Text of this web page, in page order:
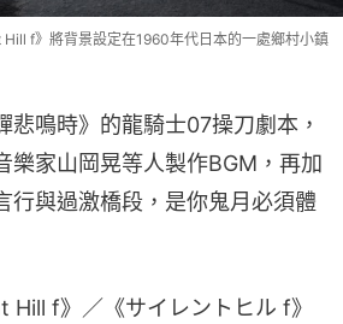
f》將背景設定在1960年代日本的一處鄉村小鎮
悲鳴時》的龍騎士07操刀劇本，
樂家山岡晃等人製作BGM，再加
行與過激橋段，是你鬼月必須體
Hill f》／《サイレントヒル f》